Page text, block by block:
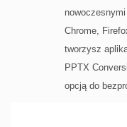
Chrome,
tworzysz
PPTX
opcją do